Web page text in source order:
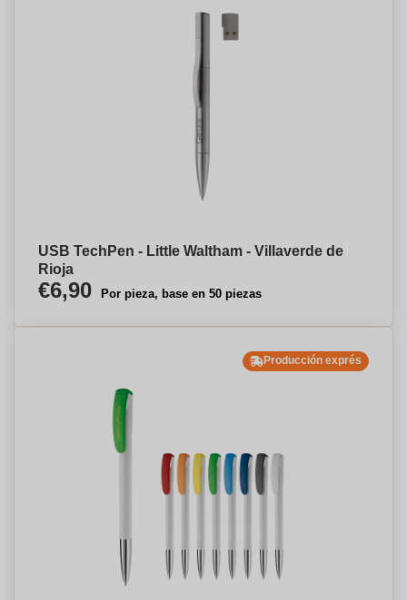
USB TechPen - Little Waltham - Villaverde de
Rioja
€6,90 Por pieza, base en 50 piezas
Producción exprés